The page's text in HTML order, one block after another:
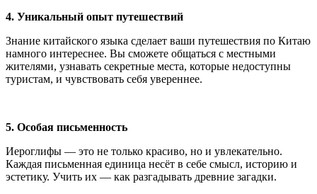
4. Уникальный опыт путешествий
Знание китайского языка сделает ваши путешествия по Китаю
намного интереснее. Вы сможете общаться с местными
жителями, узнавать секретные места, которые недоступны
туристам, и чувствовать себя увереннее.
5. Особая письменность
Иероглифы — это не только красиво, но и увлекательно.
Каждая письменная единица несёт в себе смысл, историю и
эстетику. Учить их — как разгадывать древние загадки.